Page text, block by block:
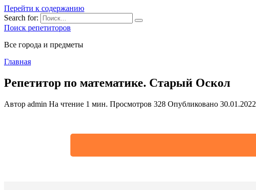
Перейти к содержанию
Search for:
Поиск репетиторов
Все города и предметы
Главная
Репетитор по математике. Старый Оскол
Автор admin На чтение 1 мин. Просмотров 328 Опубликовано 30.01.2022